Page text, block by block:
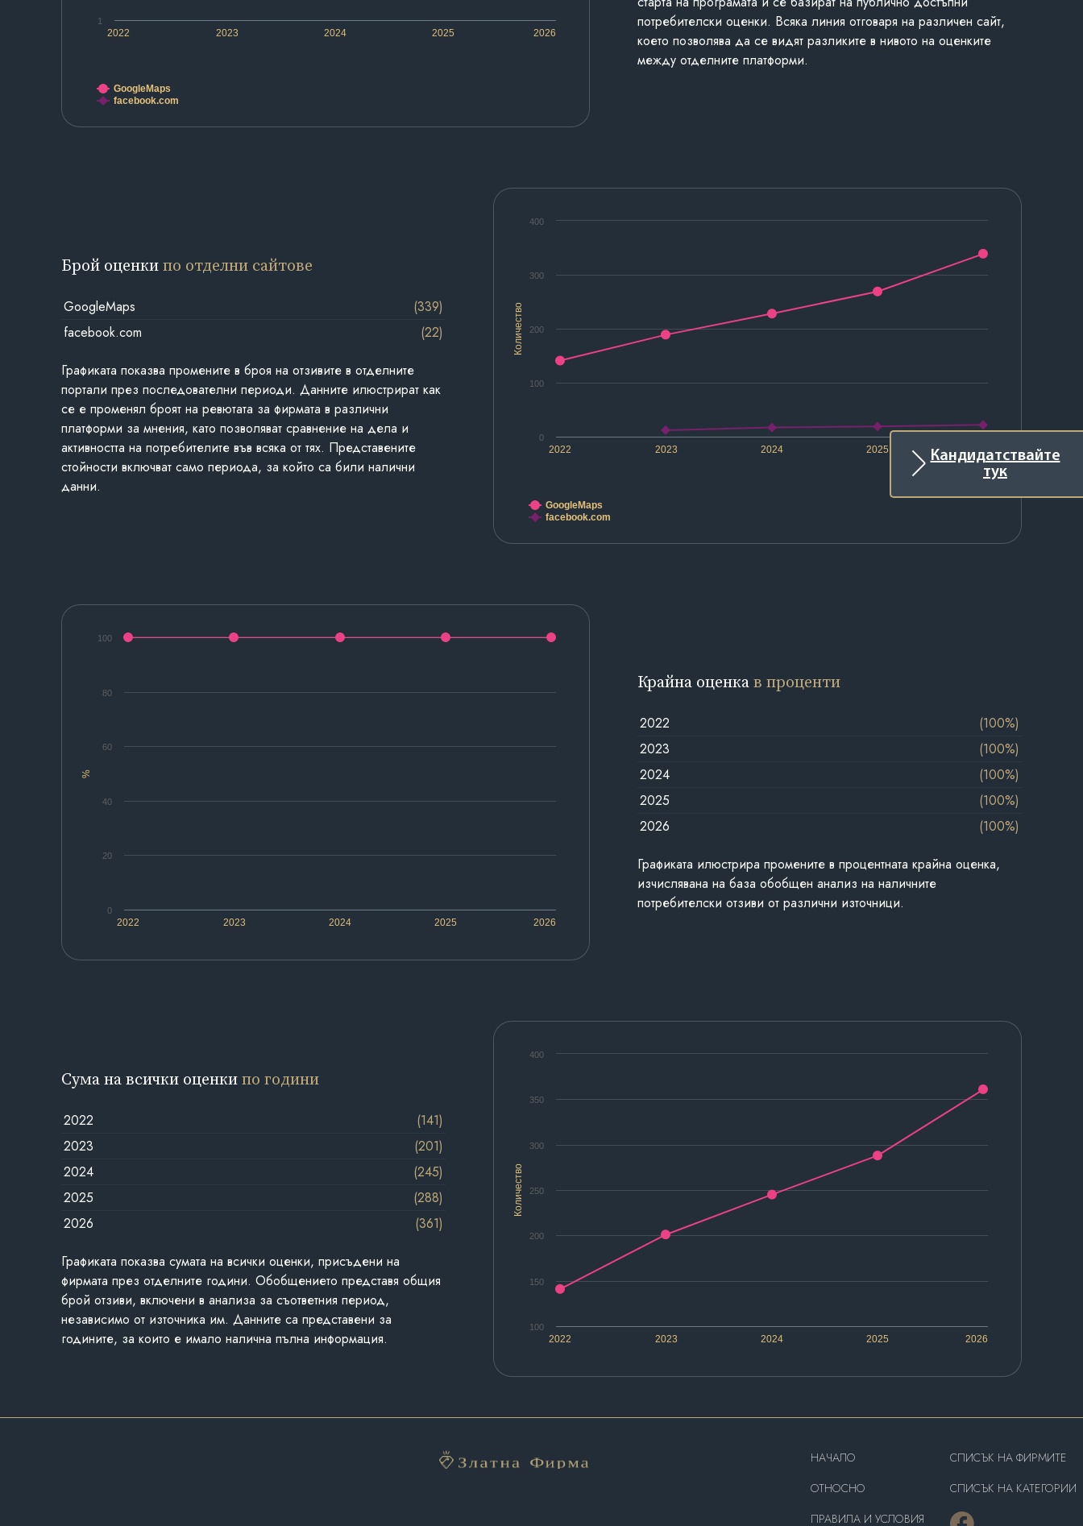
Кандидатствайте
тук
2022 2023 2024 2025 2026
1
GoogleMaps
facebook.com
потребителски оценки. Всяка линия отговаря на различен сайт,
което позволява да се видят разликите в нивото на оценките
между отделните платформи.
Количество
2022 2023 2024 2025 2026
0
100
200
300
400
GoogleMaps
facebook.com
Брой оценкипо отделни сайтове
GoogleMaps
(339)
facebook.com
(22)
Графиката показва промените в броя на отзивите в отделните
портали през последователни периоди. Данните илюстрират как
се е променял броят на ревютата за фирмата в различни
платформи за мнения, като позволяват сравнение на дела и
активността на потребителите във всяка от тях. Представените
стойности включват само периода, за който са били налични
данни.
%
2022 2023 2024 2025 2026
0
20
40
60
80
100
Крайна оценкав проценти
2022
(100%)
2023
(100%)
2024
(100%)
2025
(100%)
2026
(100%)
Графиката илюстрира промените в процентната крайна оценка,
изчислявана на база обобщен анализ на наличните
потребителски отзиви от различни източници.
Количество
2022 2023 2024 2025 2026
100
150
200
250
300
350
400
Сума на всички оценкипо години
2022
(141)
2023
(201)
2024
(245)
2025
(288)
2026
(361)
Графиката показва сумата на всички оценки, присъдени на
фирмата през отделните години. Обобщението представя общия
брой отзиви, включени в анализа за съответния период,
независимо от източника им. Данните са представени за
годините, за които е имало налична пълна информация.
HAЧАЛО
OТНОСНО
ПРАВИЛА И УСЛОВИЯ
СПИСЪК НА ФИРМИТЕ
СПИСЪК НА КАТЕГОРИИ